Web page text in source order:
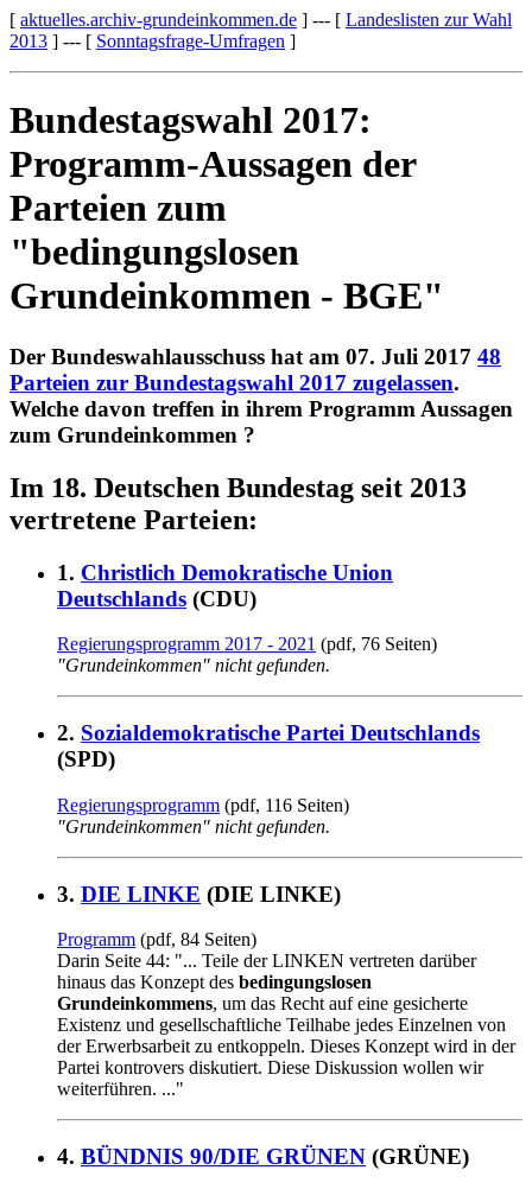
[ aktuelles.archiv-grundeinkommen.de ] --- [ Landeslisten zur Wahl
2013 ] --- [ Sonntagsfrage-Umfragen ]
Bundestagswahl 2017:
Programm-Aussagen der
Parteien zum
"bedingungslosen
Grundeinkommen - BGE"
Der Bundeswahlausschuss hat am 07. Juli 2017 48
Parteien zur Bundestagswahl 2017 zugelassen.
Welche davon treffen in ihrem Programm Aussagen
zum Grundeinkommen ?
Im 18. Deutschen Bundestag seit 2013
vertretene Parteien:
1. Christlich Demokratische Union
Deutschlands (CDU)
Regierungsprogramm 2017 - 2021 (pdf, 76 Seiten)
"Grundeinkommen" nicht gefunden.
2. Sozialdemokratische Partei Deutschlands
(SPD)
Regierungsprogramm (pdf, 116 Seiten)
"Grundeinkommen" nicht gefunden.
3. DIE LINKE (DIE LINKE)
Programm (pdf, 84 Seiten)
Darin Seite 44: "... Teile der LINKEN vertreten darüber
hinaus das Konzept des bedingungslosen
Grundeinkommens, um das Recht auf eine gesicherte
Existenz und gesellschaftliche Teilhabe jedes Einzelnen von
der Erwerbsarbeit zu entkoppeln. Dieses Konzept wird in der
Partei kontrovers diskutiert. Diese Diskussion wollen wir
weiterführen. ..."
4. BÜNDNIS 90/DIE GRÜNEN (GRÜNE)